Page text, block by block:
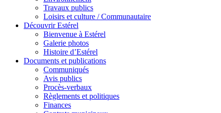
Travaux publics
Loisirs et culture / Communautaire
Découvrir Estérel
Bienvenue à Estérel
Galerie photos
Histoire d’Estérel
Documents et publications
Communiqués
Avis publics
Procès-verbaux
Règlements et politiques
Finances